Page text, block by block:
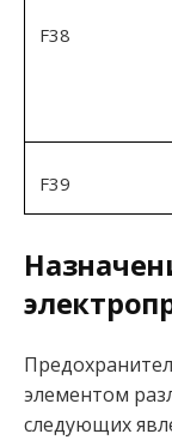
F38
F39
элементом
следующих